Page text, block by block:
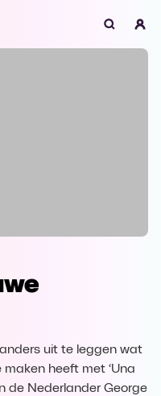
ondersteund
uit te leggen wat
maken heeft met ‘Una
de Nederlander George